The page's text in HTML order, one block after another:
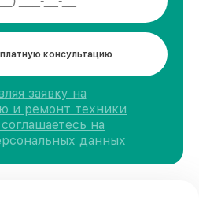
консультацию
заявку на
и ремонт техники
на
данных